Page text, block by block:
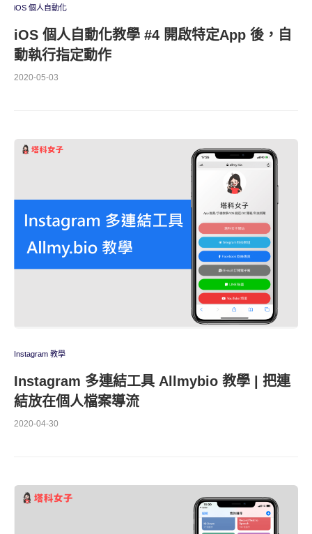
iOS 個人自動化
iOS 個人自動化教學 #4 開啟特定App 後，自
動執行指定動作
2020-05-03
Instagram 教學
Instagram 多連結工具 Allmybio 教學 | 把連
結放在個人檔案導流
2020-04-30